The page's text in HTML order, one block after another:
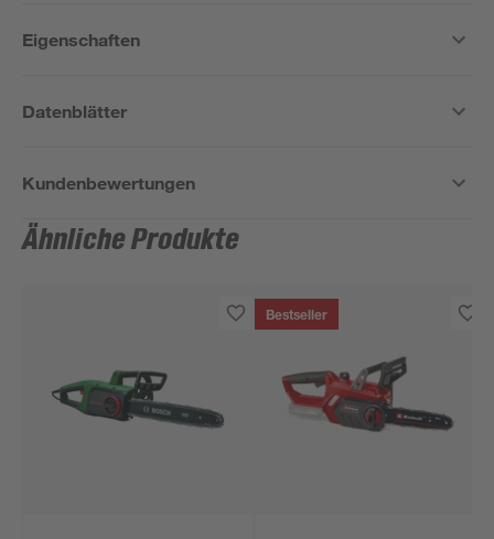
Eigenschaften
Datenblätter
Kundenbewertungen
Ähnliche Produkte
Bestseller